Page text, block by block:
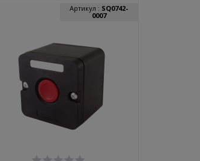
Артикул : SQ0742-
0007